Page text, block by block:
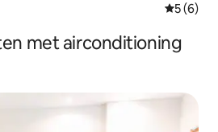
5 (6)
met airconditioning